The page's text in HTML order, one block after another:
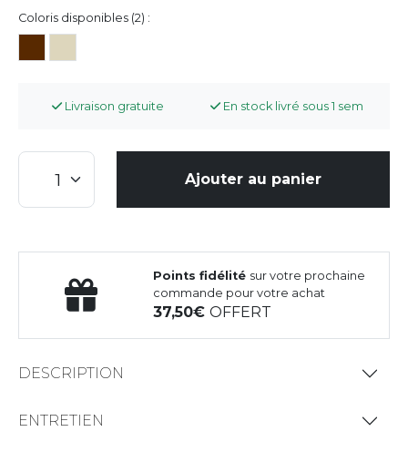
Coloris disponibles (2) :
Livraison gratuite En stock livré sous 1 sem
Ajouter au panier
Points fidélité sur votre prochaine
commande pour votre achat
37,50OFFERT
DESCRIPTION
ENTRETIEN